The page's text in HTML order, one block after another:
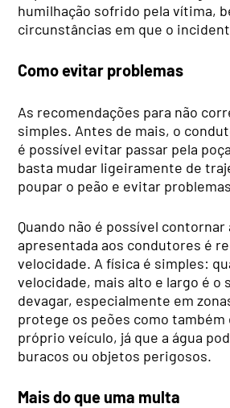
humilhação sofrido pela vítima,
circunstâncias em que o
Como evitar problemas
As recomendações para não
simples. Antes de mais, o
é possível evitar passar pela
basta mudar ligeiramente de
poupar o peão e evitar
Quando não é possível contornar
apresentada aos condutores é
velocidade. A física é simples:
velocidade, mais alto e largo é o
devagar, especialmente em
protege os peões como também
próprio veículo, já que a água
buracos ou objetos perigosos.
Mais do que uma multa